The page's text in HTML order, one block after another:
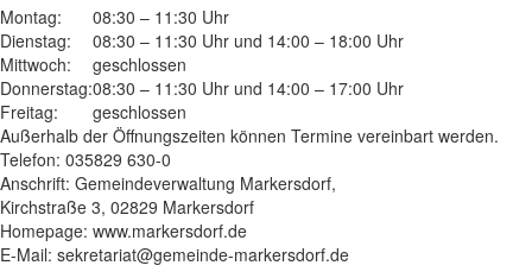
Montag:
08:30 – 11:30 Uhr
Dienstag:
08:30 – 11:30 Uhr und 14:00 – 18:00 Uhr
Mittwoch:
geschlossen
Donnerstag:08:30 – 11:30 Uhr und 14:00 – 17:00 Uhr
Freitag:
geschlossen
Außerhalb der Öffnungszeiten können Termine vereinbart werden.
Telefon: 035829 630-0
Anschrift: Gemeindeverwaltung Markersdorf,
Kirchstraße 3, 02829 Markersdorf
Homepage: www.markersdorf.de
E-Mail: sekretariat@gemeinde-markersdorf.de